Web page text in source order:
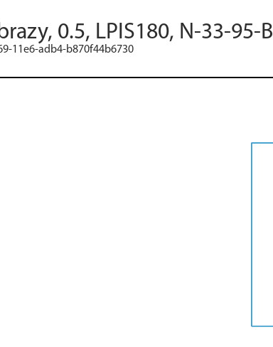
0.5, LPIS180, N-33-95-
11e6-adb4-b870f44b6730